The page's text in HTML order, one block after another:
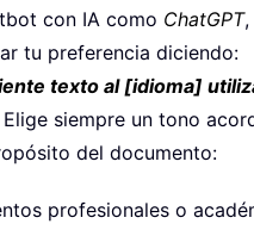
con IA como ChatGPT,
tu preferencia diciendo:
texto al [idioma]
Elige siempre un tono
del documento:
profesionales o